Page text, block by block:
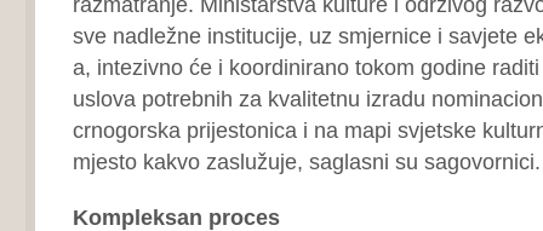
sve nadležne institucije, uz smjernice i savjete
a, intezivno će i koordinirano tokom godine
uslova potrebnih za kvalitetnu izradu
crnogorska prijestonica i na mapi svjetske
mjesto kakvo zaslužuje, saglasni su sagovornici.
Kompleksan proces